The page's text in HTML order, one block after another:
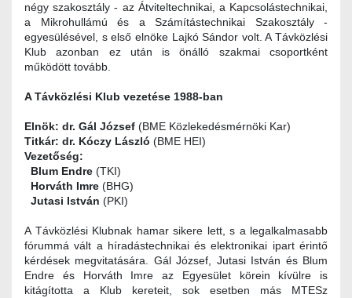
négy szakosztály - az Átviteltechnikai, a Kapcsolástechnikai,
a Mikrohullámú és a Számítástechnikai Szakosztály -
egyesülésével, s első elnöke Lajkó Sándor volt. A Távközlési
Klub azonban ez után is önálló szakmai csoportként
működött tovább.
A Távközlési Klub vezetése 1988-ban
Elnök: dr. Gál József (BME Közlekedésmérnöki Kar)
Titkár: dr. Kóczy László (BME HEI)
Vezetőség:
Blum Endre (TKI)
Horváth Imre (BHG)
Jutasi István (PKI)
A Távközlési Klubnak hamar sikere lett, s a legalkalmasabb
fórummá vált a híradástechnikai és elektronikai ipart érintő
kérdések megvitatására. Gál József, Jutasi István és Blum
Endre és Horváth Imre az Egyesület körein kívülre is
kitágította a Klub kereteit, sok esetben más MTESz